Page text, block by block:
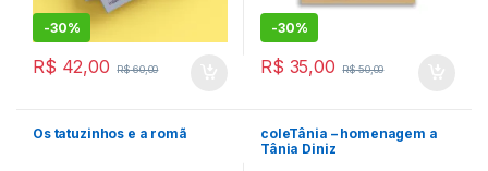
-30%
R$ 42,00 R$60,00
-30%
R$ 35,00 R$50,00
Os tatuzinhos e a romã
coleTânia – homenagem a
Tânia Diniz